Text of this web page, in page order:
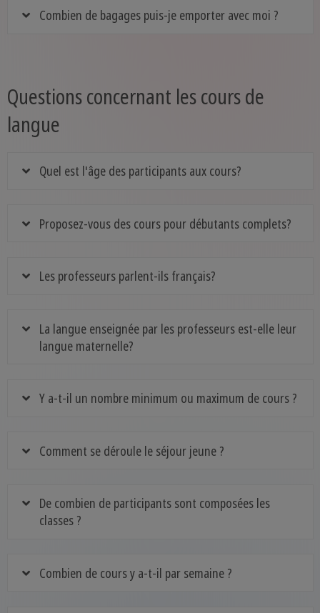
Combien de bagages puis-je emporter avec moi ?
Questions concernant les cours de
langue
Quel est l'âge des participants aux cours?
Proposez-vous des cours pour débutants complets?
Les professeurs parlent-ils français?
La langue enseignée par les professeurs est-elle leur
langue maternelle?
Y a-t-il un nombre minimum ou maximum de cours ?
Comment se déroule le séjour jeune ?
De combien de participants sont composées les
classes ?
Combien de cours y a-t-il par semaine ?